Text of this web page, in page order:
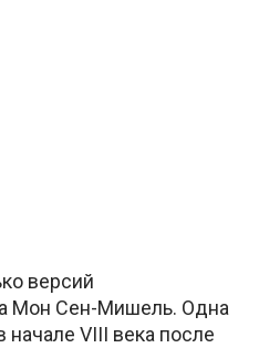
версий
Мон Сен-Мишель. Одна
начале VIII века после